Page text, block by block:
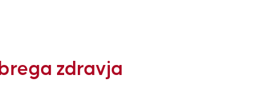
zdravja